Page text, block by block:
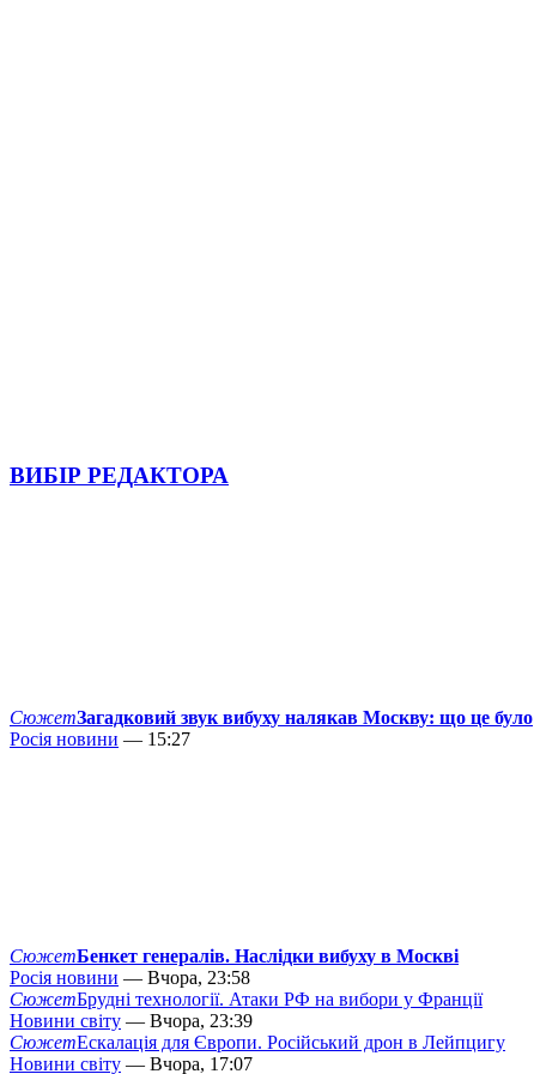
ВИБІР РЕДАКТОРА
СюжетЗагадковий звук вибуху налякав Москву: що це було
Росія новини — 15:27
СюжетБенкет генералів. Наслідки вибуху в Москві
Росія новини — Вчора, 23:58
СюжетБрудні технології. Атаки РФ на вибори у Франції
Новини світу — Вчора, 23:39
СюжетЕскалація для Європи. Російський дрон в Лейпцигу
Новини світу — Вчора, 17:07